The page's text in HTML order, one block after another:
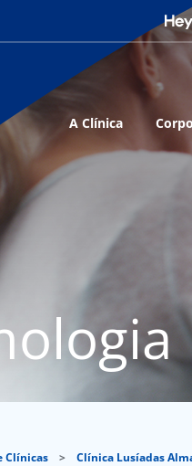
A Clínica
Clínicas > Clínica Lusíadas